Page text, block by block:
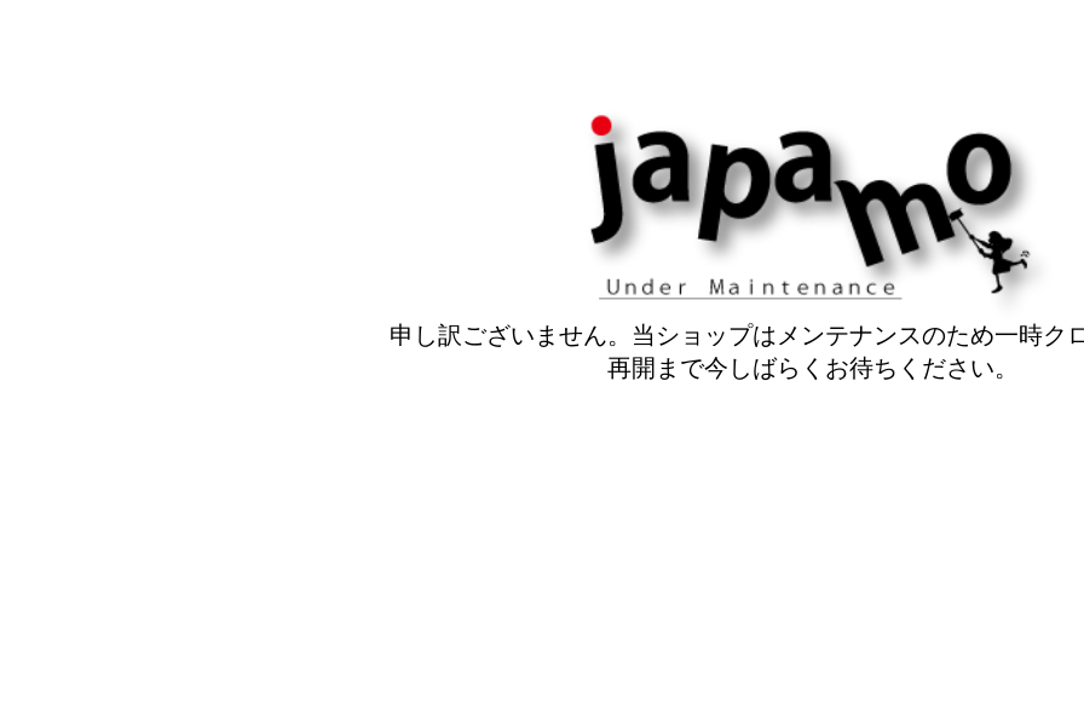
申し訳ございません。当ショップはメンテナンスのため一時ク
再開まで今しばらくお待ちください。